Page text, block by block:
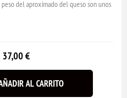
del aproximado del queso son unos
37,00 €
AL CARRITO